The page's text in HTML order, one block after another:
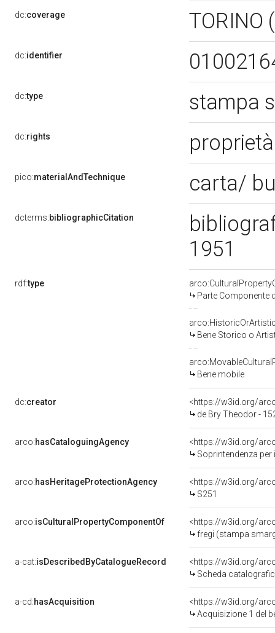
dc:coverage TORINO
dc:identifier
dc:type stampa
dc:rights
pico:materialAndTechnique carta/
dcterms:bibliographicCitation
1951
rdf:type
Parte Componente
Bene Storico o
Bene mobile
dc:creator
<https://w3id.org/
de Bry Theodor -
arco:hasCataloguingAgency
<https://w3id.org/
Soprintendenza
arco:hasHeritageProtectionAgency
<https://w3id.org/
S251
arco:isCulturalPropertyComponentOf
<https://w3id.org/
fregi (stampa
a-cat:isDescribedByCatalogueRecord
<https://w3id.org/
Scheda
a-cd:hasAcquisition
<https://w3id.org/
Acquisizione 1 del